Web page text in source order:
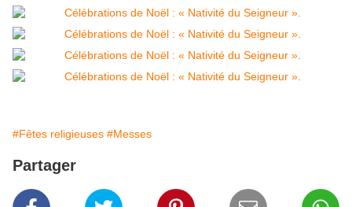
#Fêtes religieuses #Messes
Partager